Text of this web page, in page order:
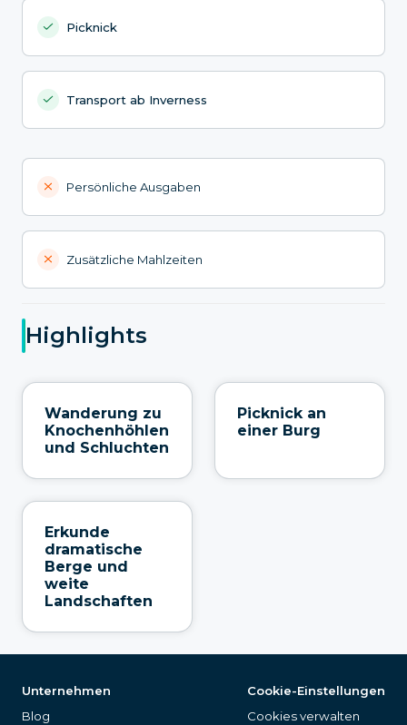
Picknick
Transport ab Inverness
Persönliche Ausgaben
Zusätzliche Mahlzeiten
Highlights
Wanderung zu
Knochenhöhlen
und Schluchten
Picknick an
einer Burg
Erkunde
dramatische
Berge und
weite
Landschaften
Unternehmen
Blog
Cookie-Einstellungen
Cookies verwalten